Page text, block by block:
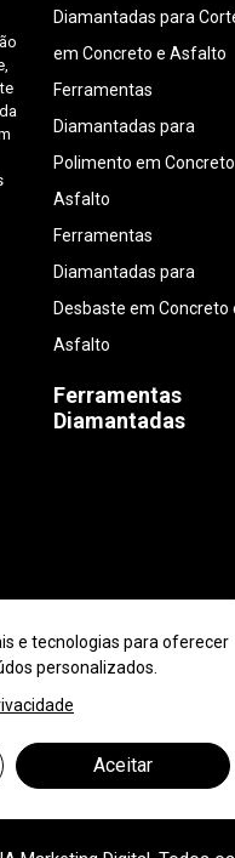
Diamantadas para
em Concreto e Asfalto
Ferramentas
Diamantadas para
Polimento em
Asfalto
Ferramentas
Diamantadas para
Desbaste em Concreto
Asfalto
Ferramentas
Diamantadas
e tecnologias para oferecer
personalizados.
Aceitar